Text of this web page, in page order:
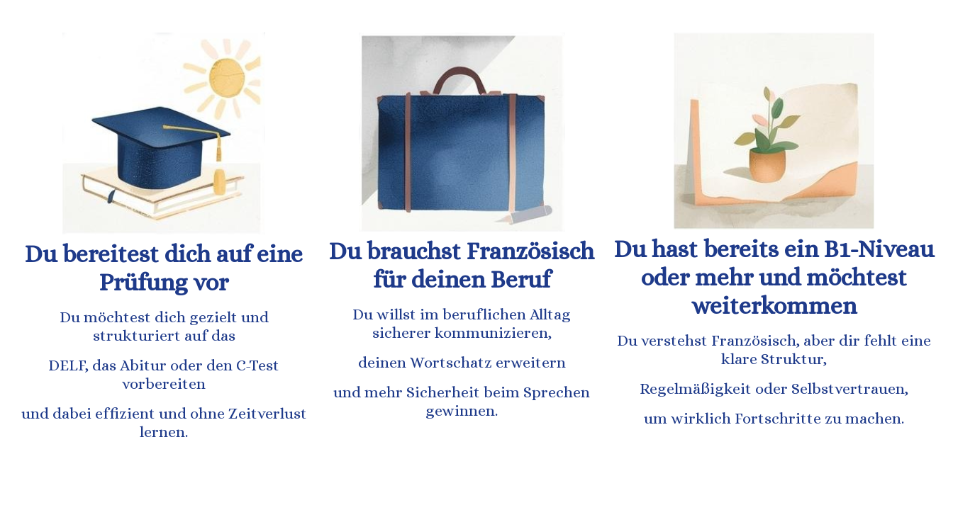
Du bereitest dich auf eine
Prüfung vor
Du möchtest dich gezielt und
strukturiert auf das
DELF, das Abitur oder den C-Test
vorbereiten
und dabei effizient und ohne Zeitverlust
lernen.
Du brauchst Französisch
für deinen Beruf
Du willst im beruflichen Alltag
sicherer kommunizieren,
deinen Wortschatz erweitern
und mehr Sicherheit beim Sprechen
gewinnen.
Du hast bereits ein B1-Niveau
oder mehr und möchtest
weiterkommen
Du verstehst Französisch, aber dir fehlt eine
klare Struktur,
Regelmäßigkeit oder Selbstvertrauen,
um wirklich Fortschritte zu machen.